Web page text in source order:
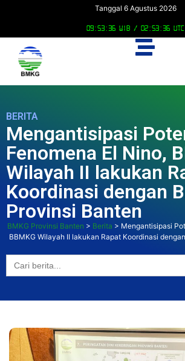
Tanggal 6 Agustus 2026
09:53:38 WIB / 02:53:38 UTC
BERITA
Mengantisipasi
Fenomena El Nino,
Wilayah II lakukan
Koordinasi dengan
Provinsi Banten
BMKG Provinsi Banten > Berita > Mengantisipasi
BBMKG Wilayah II lakukan Rapat Koordinasi
Search
for: